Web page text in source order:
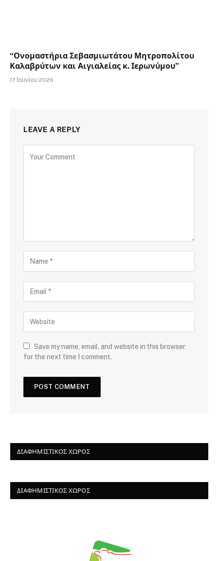
“Ονομαστήρια Σεβασμιωτάτου Μητροπολίτου
Καλαβρύτων και Αιγιαλείας κ. Ιερωνύμου”
17 Ιουνίου 2026
LEAVE A REPLY
Save my name, email, and website in this browser
for the next time I comment.
ΔΙΑΦΗΜΙΣΤΙΚΌΣ ΧΏΡΟΣ
ΔΙΑΦΗΜΙΣΤΙΚΌΣ ΧΏΡΟΣ